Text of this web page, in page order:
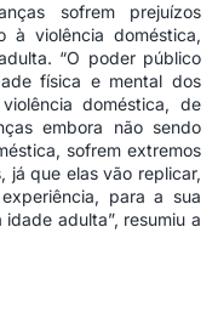
sofrem prejuízos
à violência doméstica,
“O poder público
física e mental dos
doméstica, de
embora não sendo
sofrem extremos
já que elas vão replicar,
para a sua
adulta”, resumiu a